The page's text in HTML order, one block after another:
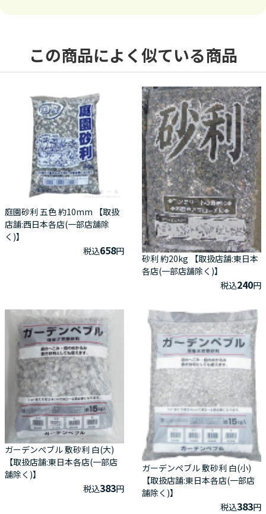
この商品によく似ている商品
庭園砂利 五色 約10mm 【取扱
店舗:西日本各店(一部店舗除
く)】
税込658円
砂利 約20kg 【取扱店舗:東日本
各店(一部店舗除く)】
税込240円
ガーデンぺブル 敷砂利 白(大)
【取扱店舗:東日本各店(一部店
舗除く)】
税込383円
ガーデンぺブル 敷砂利 白(小)
【取扱店舗:東日本各店(一部店
舗除く)】
税込383円